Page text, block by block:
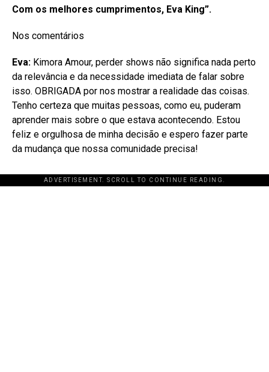
Com os melhores cumprimentos, Eva King”.
Nos comentários
Eva: Kimora Amour, perder shows não significa nada perto
da relevância e da necessidade imediata de falar sobre
isso. OBRIGADA por nos mostrar a realidade das coisas.
Tenho certeza que muitas pessoas, como eu, puderam
aprender mais sobre o que estava acontecendo. Estou
feliz e orgulhosa de minha decisão e espero fazer parte
da mudança que nossa comunidade precisa!
ADVERTISEMENT. SCROLL TO CONTINUE READING.